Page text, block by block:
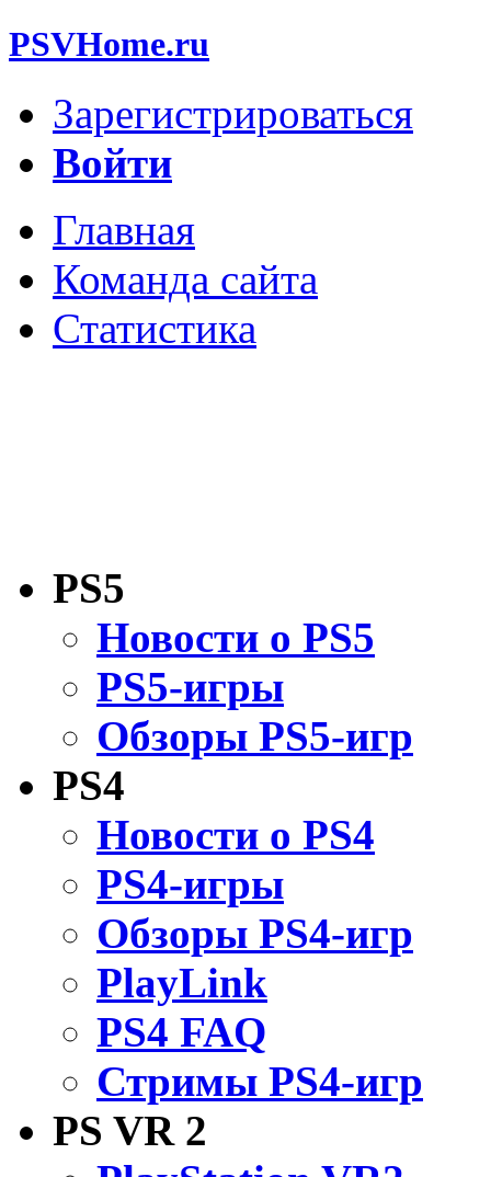
PSVHome.ru
Зарегистрироваться
Войти
Главная
Команда сайта
Статистика
PS5
Новости о PS5
PS5-игры
Обзоры PS5-игр
PS4
Новости о PS4
PS4-игры
Обзоры PS4-игр
PlayLink
PS4 FAQ
Стримы PS4-игр
PS VR 2